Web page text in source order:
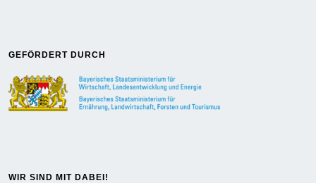
GEFÖRDERT DURCH
WIR SIND MIT DABEI!